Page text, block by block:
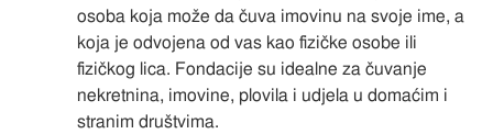
osoba koja može da čuva imovinu na svoje ime, a
koja je odvojena od vas kao fizičke osobe ili
fizičkog lica. Fondacije su idealne za čuvanje
nekretnina, imovine, plovila i udjela u domaćim i
stranim društvima.